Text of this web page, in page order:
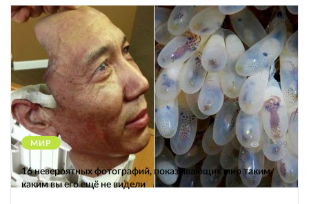
МИР 12399
16 невероятных фотографий, показывающих мир таким,
каким вы его ещё не видели